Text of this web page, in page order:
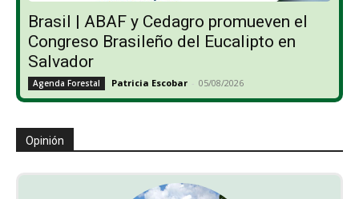
Brasil | ABAF y Cedagro promueven el
Congreso Brasileño del Eucalipto en
Salvador
Agenda Forestal Patricia Escobar - 05/08/2026
Opinión